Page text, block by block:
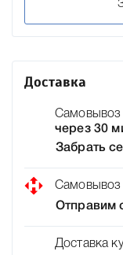
Доставка
Самовывоз
через 30
Забрать
Самовывоз
Отправим
Доставка